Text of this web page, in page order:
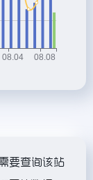
要查询该站